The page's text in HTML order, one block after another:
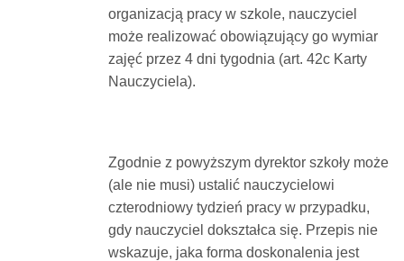
organizacją pracy w szkole, nauczyciel
może realizować obowiązujący go wymiar
zajęć przez 4 dni tygodnia (art. 42c Karty
Nauczyciela).
Zgodnie z powyższym dyrektor szkoły może
(ale nie musi) ustalić nauczycielowi
czterodniowy tydzień pracy w przypadku,
gdy nauczyciel dokształca się. Przepis nie
wskazuje, jaka forma doskonalenia jest